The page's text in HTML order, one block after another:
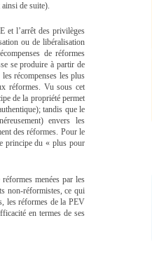
ainsi de suite).
et l’arrêt des privilèges
ou de libéralisation
de réformes
se produire à partir de
récompenses les plus
réformes. Vu sous cet
de la propriété permet
tandis que le
envers les
des réformes. Pour le
principe du « plus pour
menées par les
non-réformistes, ce qui
les réformes de la PEV
en termes de ses